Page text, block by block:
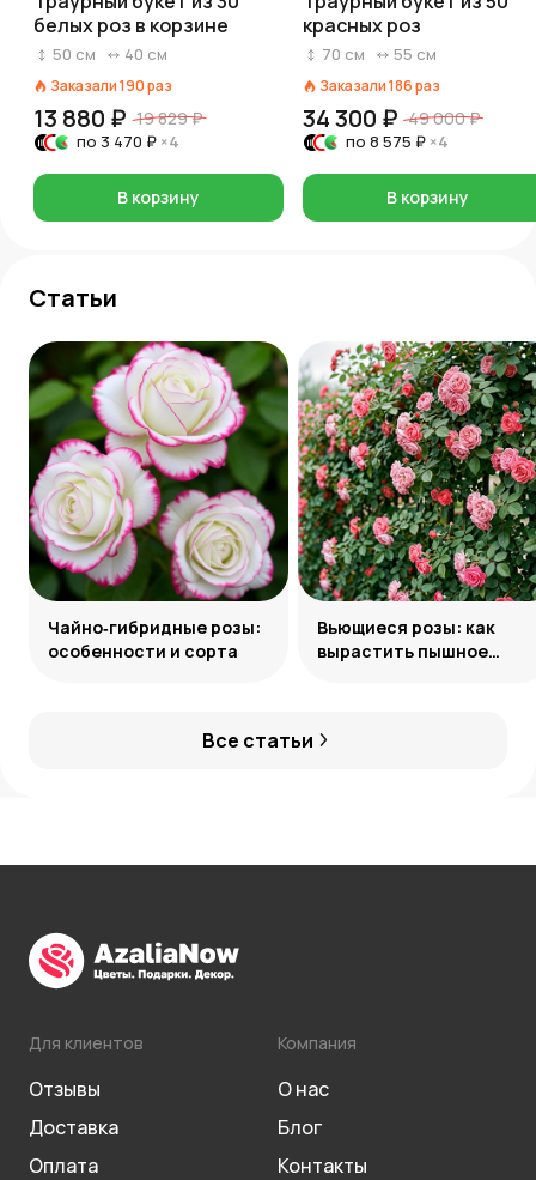
белых роз в корзине
50 см 40 см
Заказали190раз
13 880 ₽ 19 829 ₽
по 3 470 ₽ ×4
В корзину
красных роз
70 см 55 см
Заказали186раз
34 300 ₽ 49 000 ₽
по 8 575 ₽ ×4
В корзину
Статьи
Все статьи
Чайно‑гибридные розы:
особенности и сорта
Вьющиеся розы: как
вырастить пышное
Для клиентов
Отзывы
Доставка
Оплата
Компания
О нас
Блог
Контакты